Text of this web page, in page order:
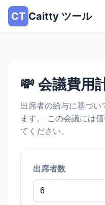
CT Caitty ツール
💸 会議費用
出席者の給与に基づい
ます。 この会議には
てください。
出席者数